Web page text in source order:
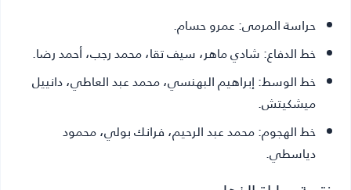
حراسة المرمى:عمرو حسام.
خط الدفاع:شادي ماهر، سيف تقا، محمد رجب، أحمد رضا.
خط الوسط:إبراهيم البهنسي، محمد عبد العاطي، دانييل
ميشكيتش.
خط الهجوم:محمد عبد الرحيم، فرانك بولي، محمود
دياسطي.